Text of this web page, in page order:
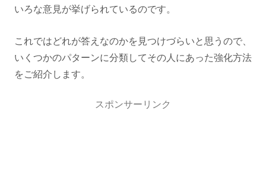
いろな意見が挙げられているのです。
これではどれが答えなのかを見つけづらいと思うので、
いくつかのパターンに分類してその人にあった強化方法
をご紹介します。
スポンサーリンク